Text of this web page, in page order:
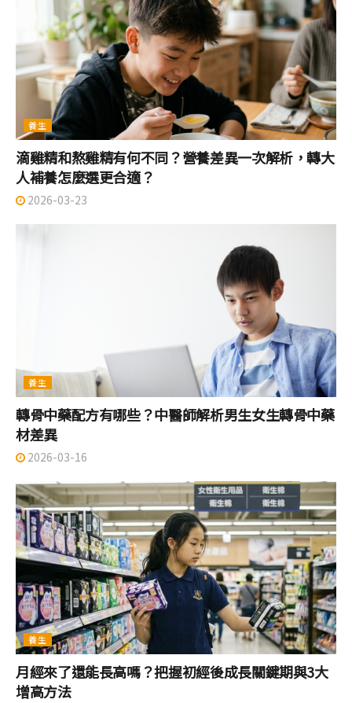
養生
滴雞精和熬雞精有何不同？營養差異一次解析，轉大
人補養怎麼選更合適？
2026-03-23
養生
轉骨中藥配方有哪些？中醫師解析男生女生轉骨中藥
材差異
2026-03-16
養生
月經來了還能長高嗎？把握初經後成長關鍵期與3大
增高方法